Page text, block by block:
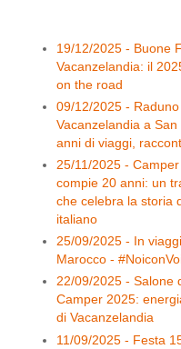
19/12/2025 - Buone
Vacanzelandia: il
on the road
09/12/2025 -
Vacanzelandia a
anni di viaggi,
25/11/2025 -
compie 20 anni: un
che celebra la storia
italiano
25/09/2025 - In
Marocco -
22/09/2025 - Salone
Camper 2025:
di Vacanzelandia
11/09/2025 - Festa